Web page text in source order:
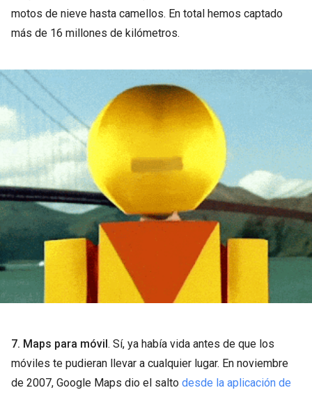
motos de nieve hasta camellos. En total hemos captado
más de 16 millones de kilómetros.
7. Maps para móvil. Sí, ya había vida antes de que los
móviles te pudieran llevar a cualquier lugar. En noviembre
de 2007, Google Maps dio el salto desde la aplicación de